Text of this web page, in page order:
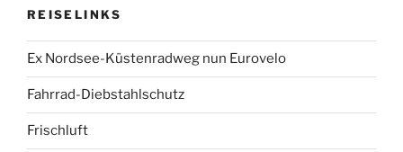
REISELINKS
Ex Nordsee-Küstenradweg nun Eurovelo
Fahrrad-Diebstahlschutz
Frischluft